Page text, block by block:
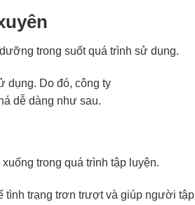
trong suốt quá trình sử dụng.
dụng. Do đó, công ty
dễ dàng như sau.
trong quá trình tập luyện.
tình trạng trơn trượt và giúp người tập